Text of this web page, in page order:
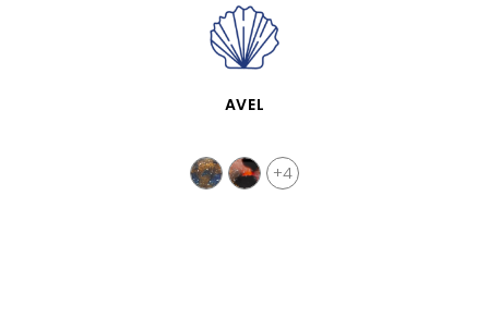
VISTA RÁPIDA
AVEL
+4